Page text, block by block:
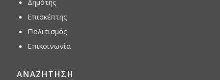
Επισκέπτης
Πολιτισμός
Επικοινωνία
ΑΝΑΖΗΤΗΣΗ